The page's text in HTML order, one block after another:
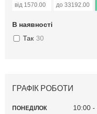
В наявності
Так 30
ГРАФІК РОБОТИ
ПОНЕДІЛОК 10:00